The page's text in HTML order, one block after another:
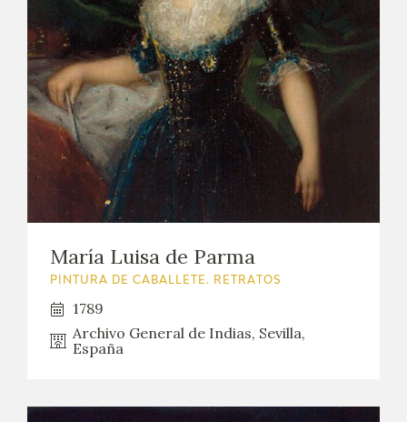
María Luisa de Parma
PINTURA DE CABALLETE. RETRATOS
1789
Archivo General de Indias, Sevilla,
España